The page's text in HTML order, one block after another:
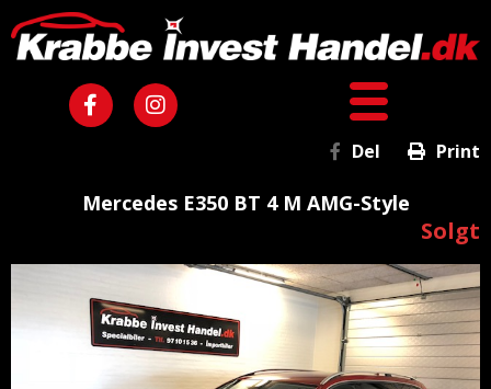
Del Print
Mercedes E350 BT 4 M AMG-Style
Solgt